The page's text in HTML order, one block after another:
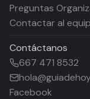
Preguntas
Contactar al
Contáctanos
667 471 8532
Facebook